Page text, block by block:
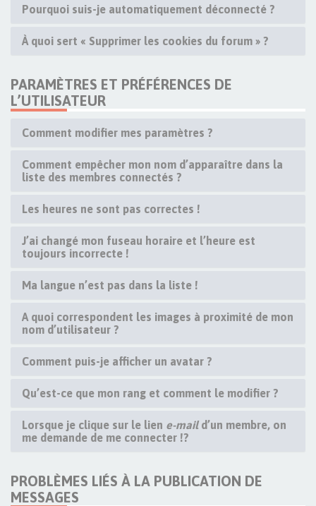
Pourquoi suis-je automatiquement déconnecté ?
À quoi sert « Supprimer les cookies du forum » ?
PARAMÈTRES ET PRÉFÉRENCES DE
L’UTILISATEUR
Comment modifier mes paramètres ?
Comment empêcher mon nom d’apparaître dans la
liste des membres connectés ?
Les heures ne sont pas correctes !
J’ai changé mon fuseau horaire et l’heure est
toujours incorrecte !
Ma langue n’est pas dans la liste !
A quoi correspondent les images à proximité de mon
nom d’utilisateur ?
Comment puis-je afficher un avatar ?
Qu’est-ce que mon rang et comment le modifier ?
Lorsque je clique sur le lien e-maild’un membre, on
me demande de me connecter !?
PROBLÈMES LIÉS À LA PUBLICATION DE
MESSAGES